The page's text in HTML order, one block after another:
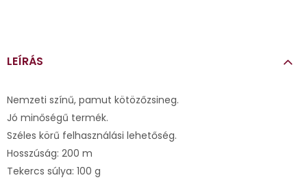
LEÍRÁS
Nemzeti színű, pamut kötözőzsineg.
Jó minőségű termék.
Széles körű felhasználási lehetőség.
Hosszúság: 200 m
Tekercs súlya: 100 g